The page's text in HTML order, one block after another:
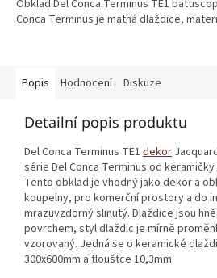
Obklad Del Conca Terminus TE1
Conca Terminus je matná dlaždice,
Popis Hodnocení Diskuze
Detailní popis produktu
Del Conca Terminus TE1 dekor
série Del Conca Terminus od keramičky
Tento obklad je vhodný jako dekor a
koupelny, pro komerční prostory a do
mrazuvzdorný slinutý. Dlaždice jsou
povrchem, styl dlaždic je mírně
vzorovaný. Jedná se o keramické
300x600mm a tlouštce 10,3mm.